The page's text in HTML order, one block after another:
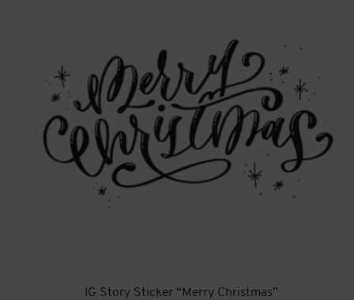
IG Story Sticker “Merry Christmas”